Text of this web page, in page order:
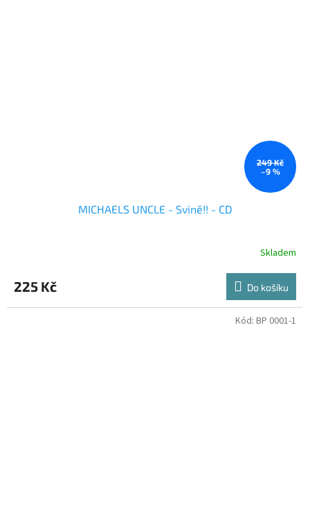
249 Kč
–9 %
MICHAELS UNCLE - Svině!! - CD
Skladem
225 Kč Do košíku
Kód: BP 0001-1